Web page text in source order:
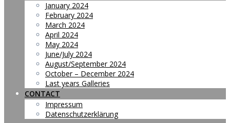
January 2024
February 2024
March 2024
April 2024
May 2024
June/July 2024
August/September 2024
October – December 2024
Last years Galleries
CONTACT
Impressum
Datenschutzerklärung